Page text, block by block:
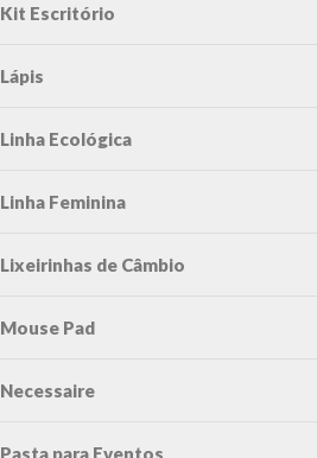
Kit Escritório
Lápis
Linha Ecológica
Linha Feminina
Lixeirinhas de Câmbio
Mouse Pad
Necessaire
Pasta para Eventos